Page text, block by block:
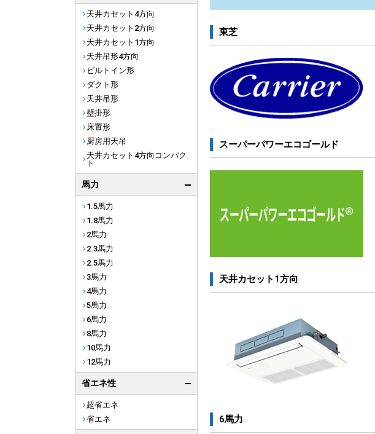
東芝
スーパーパワーエコゴールド
天井カセット1方向
6馬力
天井カセット4方向
天井カセット2方向
天井カセット1方向
天井吊形4方向
ビルトイン形
ダクト形
天井吊形
壁掛形
床置形
厨房用天吊
天井カセット4方向コンパク
ト
馬力
1.5馬力
1.8馬力
2馬力
2.3馬力
2.5馬力
3馬力
4馬力
5馬力
6馬力
8馬力
10馬力
12馬力
省エネ性
超省エネ
省エネ